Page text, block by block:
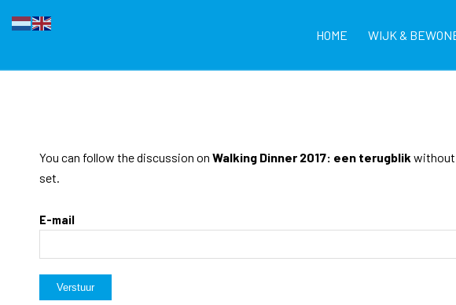
HOME WIJK &
You can follow the discussion on Walking Dinner 2017: een terugblik without
set.
E-mail